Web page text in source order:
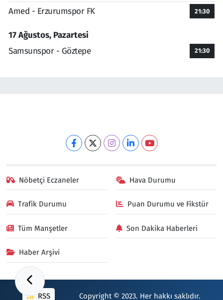
Amed - Erzurumspor FK 21:30
17 Ağustos, Pazartesi
Samsunspor - Göztepe
21:30
Nöbetçi Eczaneler Hava Durumu
Trafik Durumu Puan Durumu ve Fikstür
Tüm Manşetler Son Dakika Haberleri
Haber Arşivi
RSS Copyright © 2023. Her hakkı saklıdır.